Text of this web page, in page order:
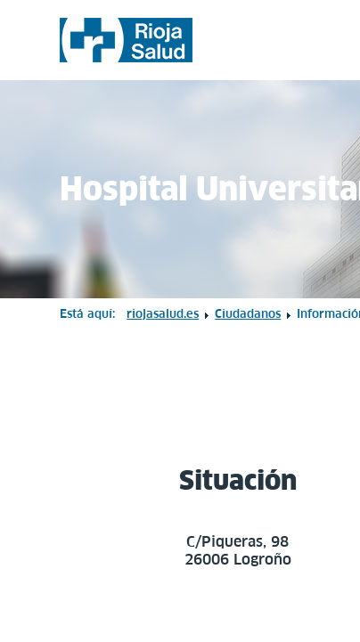
Hospital
Está aquí: riojasalud.es Ciudadanos
Situación
C/Piqueras, 98
26006 Logroño